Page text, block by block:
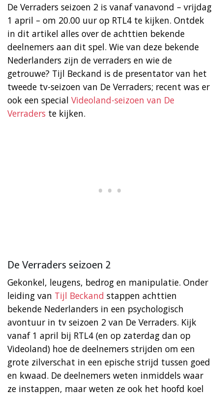
De Verraders seizoen 2 is vanaf vanavond – vrijdag
1 april – om 20.00 uur op RTL4 te kijken. Ontdek
in dit artikel alles over de achttien bekende
deelnemers aan dit spel. Wie van deze bekende
Nederlanders zijn de verraders en wie de
getrouwe? Tijl Beckand is de presentator van het
tweede tv-seizoen van De Verraders; recent was er
ook een special Videoland-seizoen van De
Verraders te kijken.
De Verraders seizoen 2
Gekonkel, leugens, bedrog en manipulatie. Onder
leiding van Tijl Beckand stappen achttien
bekende Nederlanders in een psychologisch
avontuur in tv seizoen 2 van De Verraders. Kijk
vanaf 1 april bij RTL4 (en op zaterdag dan op
Videoland) hoe de deelnemers strijden om een
grote zilverschat in een epische strijd tussen goed
en kwaad. De deelnemers weten inmiddels waar
ze instappen, maar weten ze ook het hoofd koel